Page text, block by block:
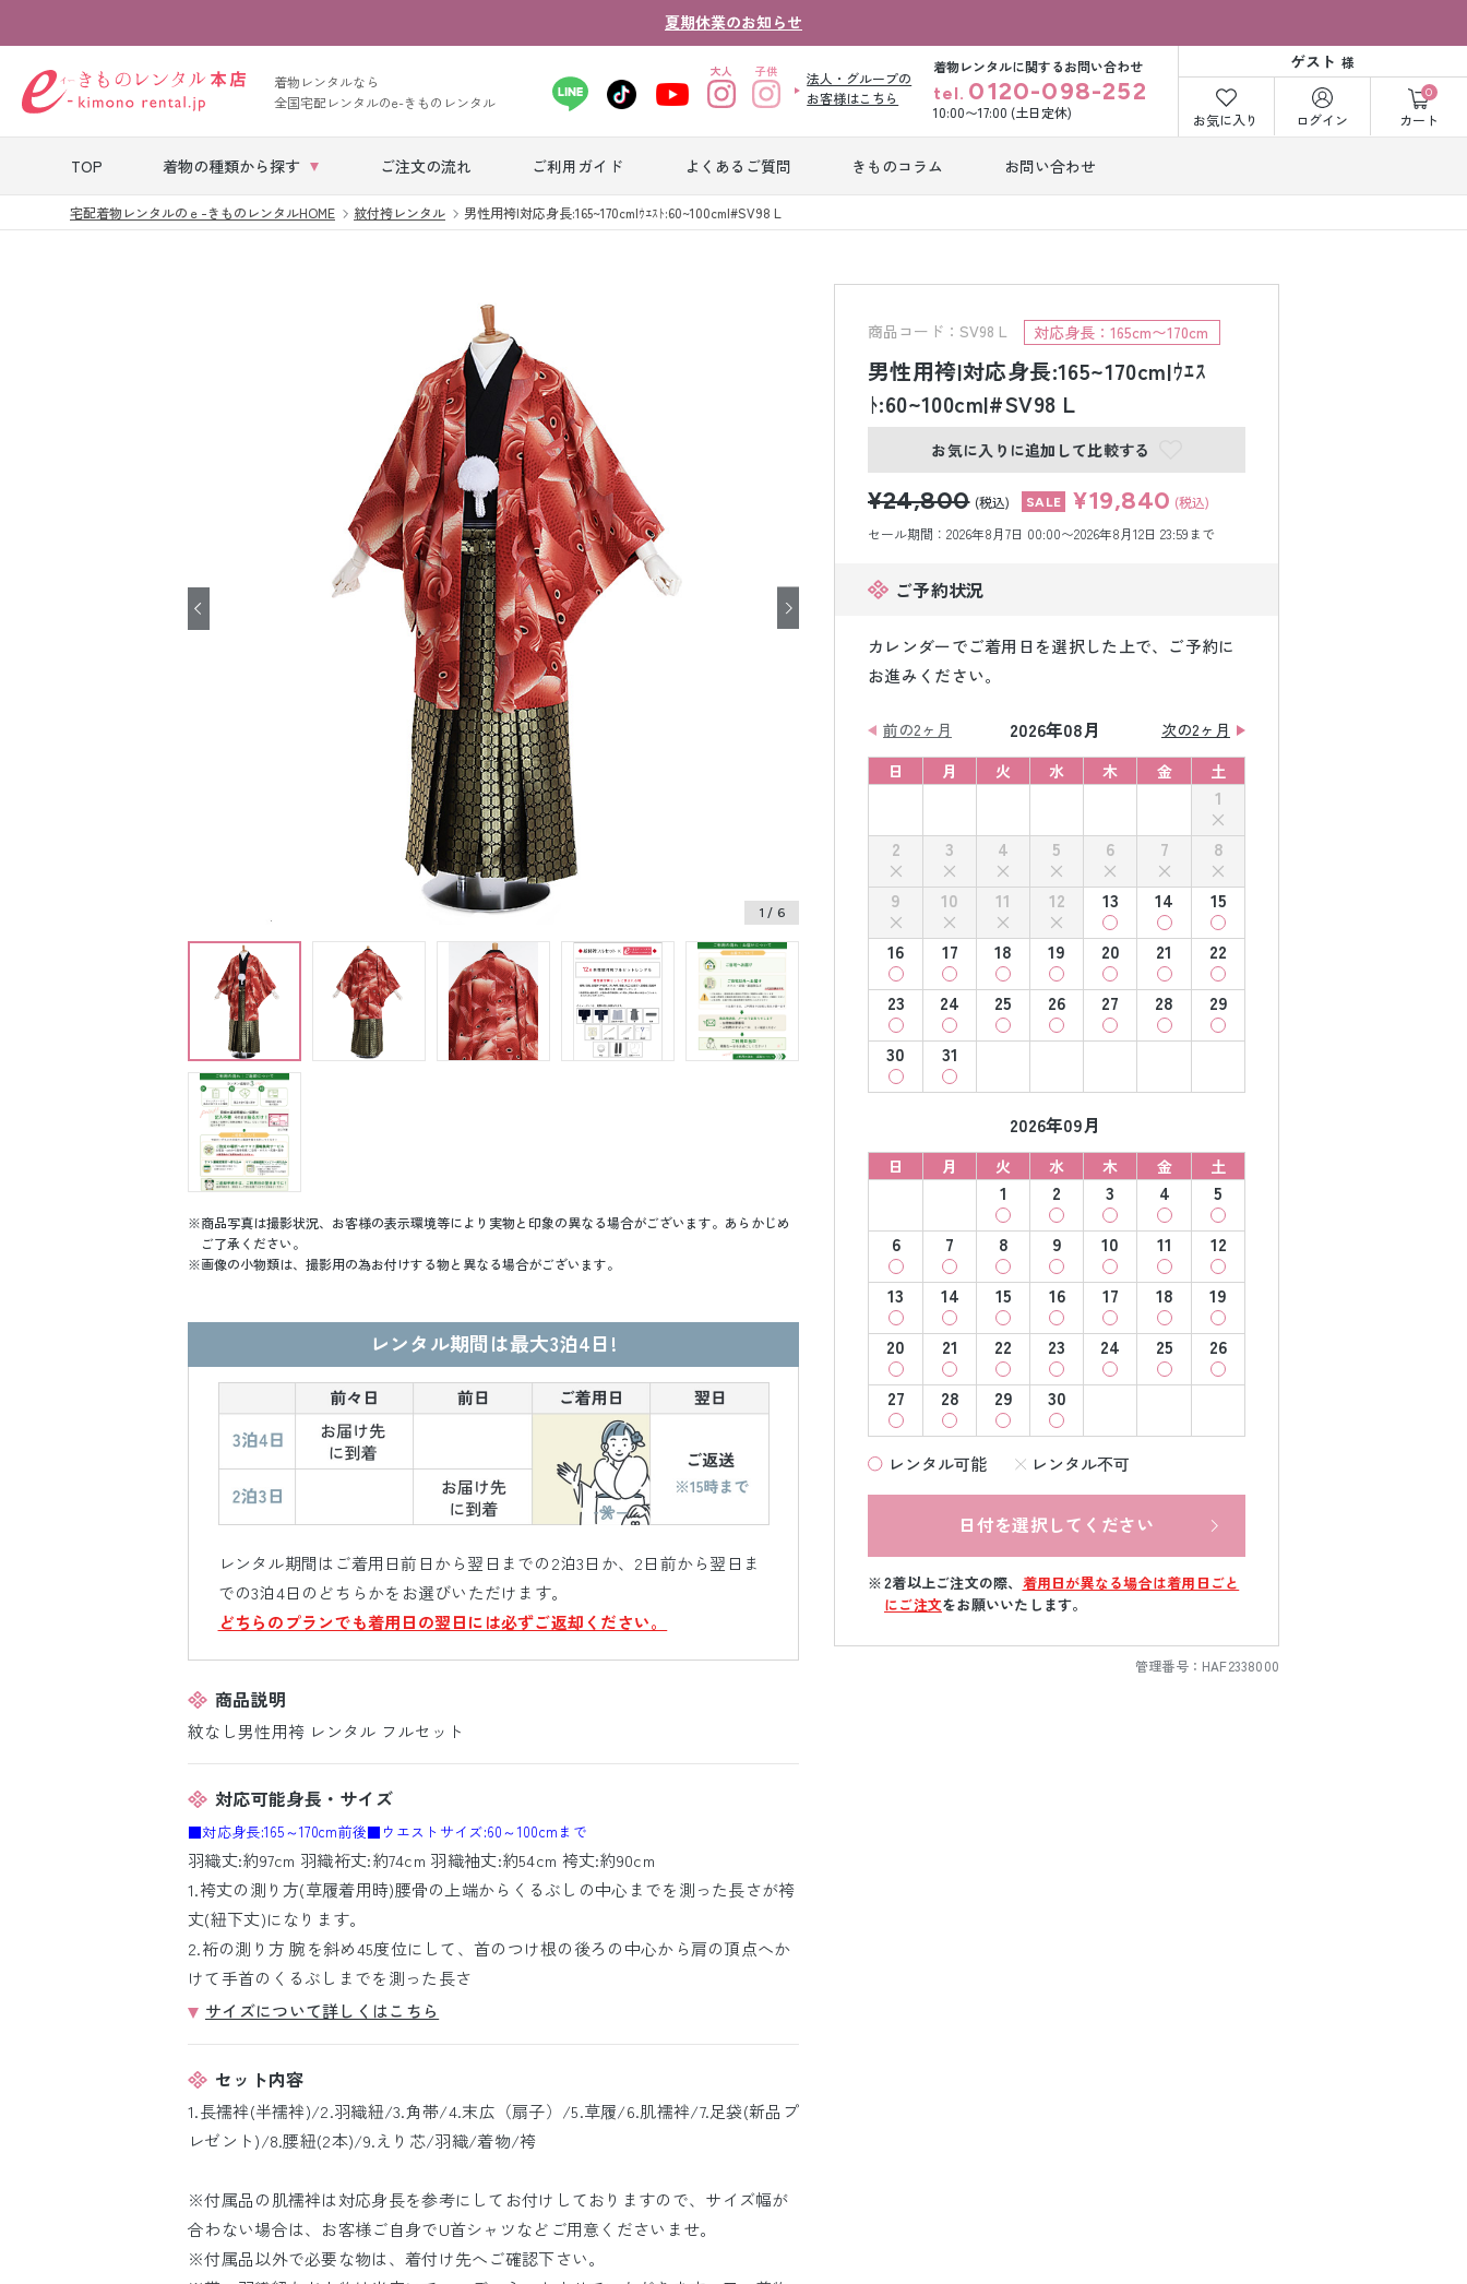
夏期休業のお知らせ
着物レンタルなら
全国宅配レンタルのe-きものレンタル
法人・グループの
お客様はこちら
着物レンタルに関するお問い合わせ
tel. 0120-098-252
10:00〜17:00 (土日定休)
ゲスト 様
お気に入り ログイン
0
カート
TOP 着物の種類から探す ご注文の流れ ご利用ガイド よくあるご質問 きものコラム お問い合わせ
七五三レンタル 振袖レンタル
卒業式袴レンタ
ル
産着レンタル
レンタル
ジュニア着物レ
ンタル
タル
紋付袴レンタル
男性礼装レンタ
色打掛&紋付袴
レンタル
小物販売品
宅配着物レンタルのｅ-きものレンタルHOME 紋付袴レンタル 男性用袴|対応身長:165~170cm|ｳｴｽﾄ:60~100cm|#SV98 L
商品コード：SV98 L 対応身長：165cm〜170cm
男性用袴|対応身長:165~170cm|ｳｴｽ
ﾄ:60~100cm|#SV98 L
お気に入りに追加して比較する
¥24,800 (税込) ¥19,840 (税込)
セール期間：2026年8月7日 00:00〜2026年8月12日 23:59まで
ご予約状況
カレンダーでご着用日を選択した上で、ご予約に
お進みください。
前の2ヶ月 2026年08月
次の2ヶ月
日
月 火 水 木 金 土
1
2
3 4 5 6 7
8
9
10 11 12 13 14
15
16
17 18 19 20 21
22
23
24 25 26 27 28
29
30
31
2026年09月
日 月 火 水 木 金 土
1 2 3 4
5
6
7 8 9 10 11
12
13
14 15 16 17 18
19
20
21 22 23 24 25
26
27
28 29 30
レンタル可能 レンタル不可
日付を選択してください
2着以上ご注文の際、 着用日が異なる場合は着用日ごと
にご注文をお願いいたします。
管理番号： HAF2338000
1 / 6
商品写真は撮影状況、お客様の表示環境等により実物と印象の異なる場合がございます。あらかじめ
ご了承ください。
画像の小物類は、撮影用の為お付けする物と異なる場合がございます。
レンタル期間は最大3泊4日!
レンタル期間はご着用日前日から翌日までの2泊3日か、2日前から翌日ま
での3泊4日のどちらかをお選びいただけます。
どちらのプランでも着用日の翌日には必ずご返却ください。
商品説明
紋なし男性用袴 レンタル フルセット
対応可能身長・サイズ
■対応身長:165～170cm前後■ウエストサイズ:60～100cmまで
羽織丈:約97cm 羽織裄丈:約74cm 羽織袖丈:約54cm 袴丈:約90cm
1.袴丈の測り方(草履着用時)腰骨の上端からくるぶしの中心までを測った長さが袴
丈(紐下丈)になります。
2.裄の測り方 腕を斜め45度位にして、首のつけ根の後ろの中心から肩の頂点へか
けて手首のくるぶしまでを測った長さ
サイズについて詳しくはこちら
セット内容
1.長襦袢(半襦袢)/2.羽織紐/3.角帯/4.末広（扇子）/5.草履/6.肌襦袢/7.足袋(新品プ
レゼント)/8.腰紐(2本)/9.えり芯/羽織/着物/袴
※付属品の肌襦袢は対応身長を参考にしてお付けしておりますので、サイズ幅が
合わない場合は、お客様ご自身でU首シャツなどご用意くださいませ。
※付属品以外で必要な物は、着付け先へご確認下さい。